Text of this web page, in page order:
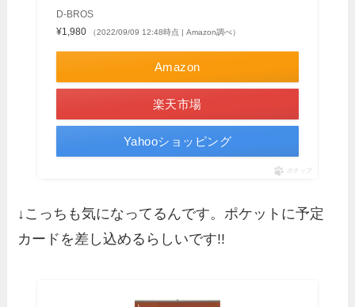
D-BROS
¥1,980
（2022/09/09 12:48時点 | Amazon調べ）
Amazon
楽天市場
Yahooショッピング
ポチップ
↓こっちも気になってるんです。ポケットに予定
カードを差し込めるらしいです!!